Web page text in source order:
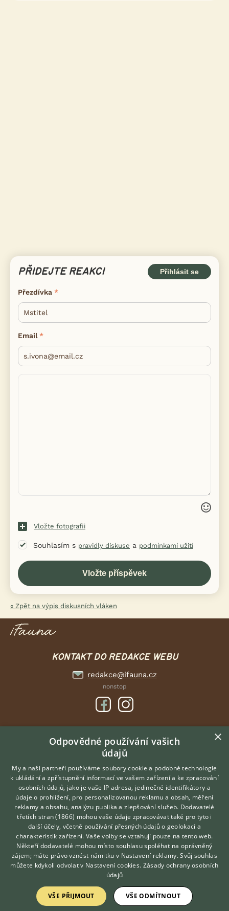
PŘIDEJTE REAKCI Přihlásit se
Přezdívka
Email
Vložte fotografii
Souhlasím s pravidly diskuse a podmínkami užití
« Zpět na výpis diskusních vláken
KONTAKT DO REDAKCE WEBU
redakce@ifauna.cz
nonstop
DOMOVSKÁ STRÁNKA
INZERCE
DISKUSE
ČLÁNKY
O nás
Kontakt
Možnosti zvýraznění inzerátů
Podmínky užití
Zpracování osobních údajů
Přihlášení
Registrace
Hledáte zvířecího kamaráda?
Zdarma vám poradí
VETERINÁŘ ONLINE
KONZULTOVAT S
VETERINÁŘEM
×
Odpovědné používání vašich
údajů
My a naši partneři používáme soubory cookie a podobné technologie
k ukládání a zpřístupnění informací ve vašem zařízení a ke zpracování
osobních údajů, jako je vaše IP adresa, jedinečné identifikátory a
údaje o prohlížení, pro personalizovanou reklamu a obsah, měření
reklamy a obsahu, analýzu publika a zlepšování služeb. Dodavatelé
třetích stran (1866) mohou vaše údaje zpracovávat také pro tyto i
další účely, včetně používání přesných údajů o geolokaci a
charakteristik zařízení. Vaše volby se vztahují pouze na tento web.
Někteří dodavatelé mohou místo souhlasu spoléhat na oprávněný
zájem; máte právo vznést námitku v Nastavení reklamy. Svůj souhlas
můžete kdykoli odvolat v Nastavení cookies. Zásady ochrany osobních
údajů
VŠE PŘIJMOUT VŠE ODMÍTNOUT